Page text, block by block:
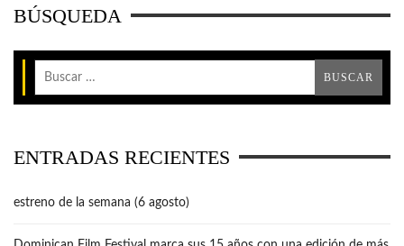
BÚSQUEDA
ENTRADAS RECIENTES
estreno de la semana (6 agosto)